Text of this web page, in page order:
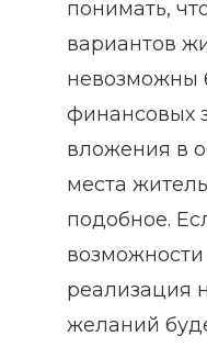
понимать,
вариантов
невозможны
финансовых
вложения в
места
подобное.
реализация
желаний